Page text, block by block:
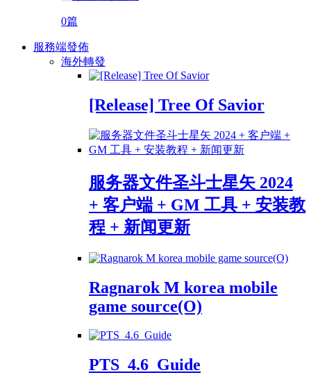
0篇
服務端發佈
海外轉發
[Release] Tree Of Savior
服务器文件圣斗士星矢 2024
+ 客户端 + GM 工具 + 安装教
程 + 新闻更新
Ragnarok M korea mobile
game source(O)
PTS_4.6_Guide